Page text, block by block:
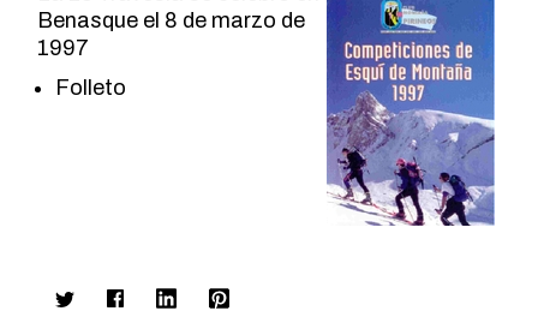
Benasque el 8 de marzo de
1997
Folleto